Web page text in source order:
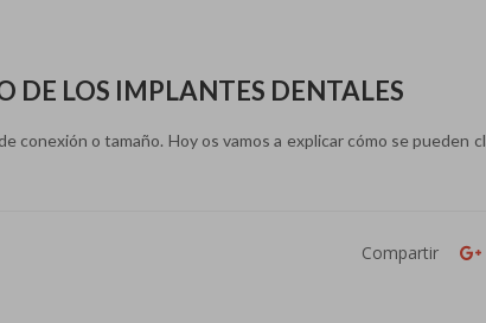
DE LOS IMPLANTES DENTALES
conexión o tamaño. Hoy os vamos a explicar cómo se pueden
Compartir